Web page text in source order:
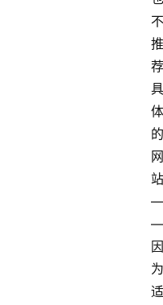
不
推
荐
具
体
的
网
站
—
—
因
为
适